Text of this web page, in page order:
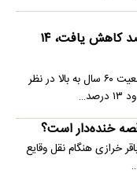
هشدار جمعیتی ایران؛ ولادت ۸.۹ درصد کاهش یافت، ۱۴
دبیر ستاد ملی جمعیت گفت: اگر سالمندی را جمعیت ۶۰ سال به بالا در نظر
خنده‌دار است؟
خرازی هنگام نقل وقایع